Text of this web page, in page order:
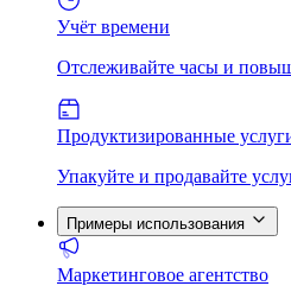
Учёт времени
Отслеживайте часы и
Продуктизированные
Упакуйте и продавайте
Примеры использования
Маркетинговое агентство